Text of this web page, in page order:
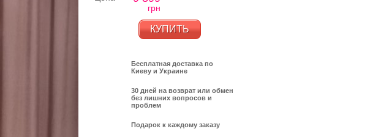
грн
КУПИТЬ
Бесплатная доставка по
Киеву и Украине
30 дней на возврат или обмен
без лишних вопросов и
проблем
Подарок к каждому заказу